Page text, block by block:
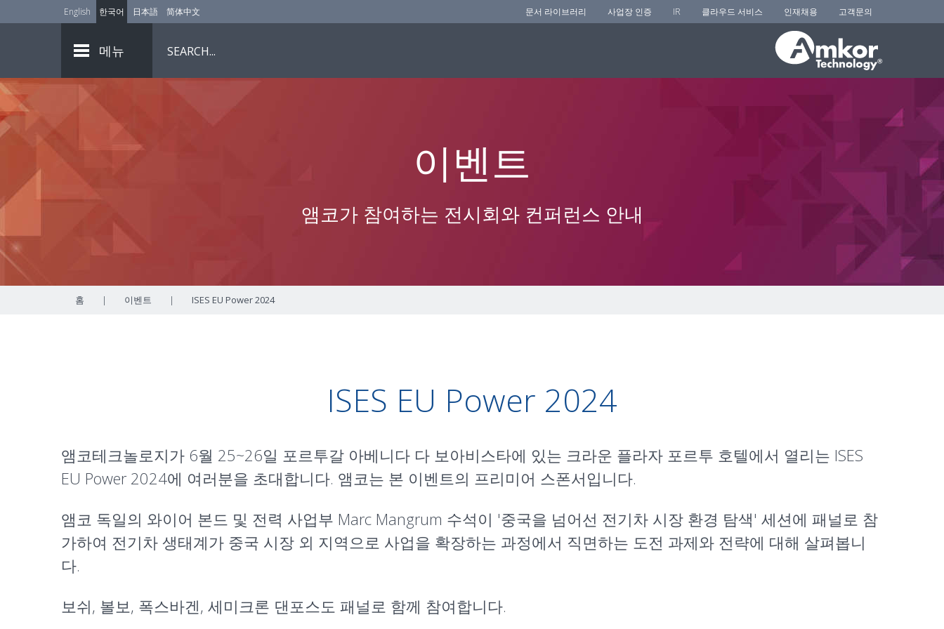
English 한국어 日本語 简体中文 문서 라이브러리 사업장 인증 IR 클라우드 서비스 인재채용 고객문의
메뉴
이벤트
앰코가 참여하는 전시회와 컨퍼런스 안내
홈 | 이벤트 | ISES EU Power 2024
ISES EU Power 2024
앰코테크놀로지가 6월 25~26일 포르투갈 아베니다 다 보아비스타에 있는 크라운 플라자 포르투 호텔에서 열리는 ISES
EU Power 2024에 여러분을 초대합니다. 앰코는 본 이벤트의 프리미어 스폰서입니다.
앰코 독일의 와이어 본드 및 전력 사업부 Marc Mangrum 수석이 '중국을 넘어선 전기차 시장 환경 탐색' 세션에 패널로 참
가하여 전기차 생태계가 중국 시장 외 지역으로 사업을 확장하는 과정에서 직면하는 도전 과제와 전략에 대해 살펴봅니
다.
보쉬, 볼보, 폭스바겐, 세미크론 댄포스도 패널로 함께 참여합니다.